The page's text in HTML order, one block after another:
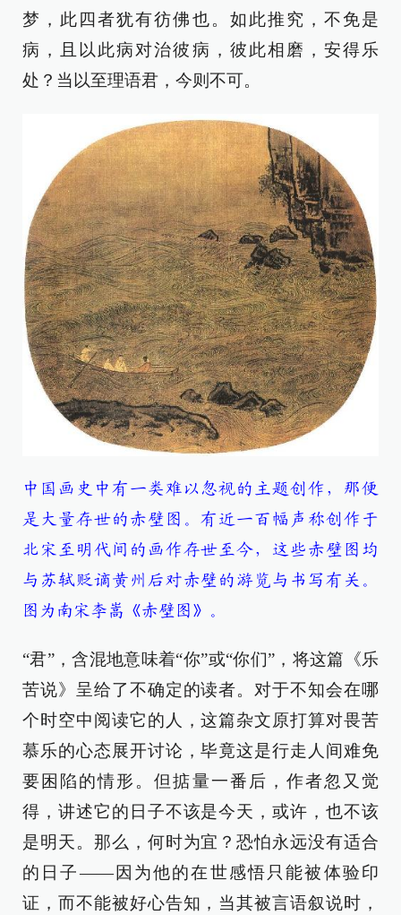
梦，此四者犹有彷佛也。如此推究，不免是
病，且以此病对治彼病，彼此相磨，安得乐
处？当以至理语君，今则不可。
中国画史中有一类难以忽视的主题创作，那便
是大量存世的赤壁图。有近一百幅声称创作于
北宋至明代间的画作存世至今，这些赤壁图均
与苏轼贬谪黄州后对赤壁的游览与书写有关。
图为南宋李嵩《赤壁图》。
“君”，含混地意味着“你”或“你们”，将这篇《乐
苦说》呈给了不确定的读者。对于不知会在哪
个时空中阅读它的人，这篇杂文原打算对畏苦
慕乐的心态展开讨论，毕竟这是行走人间难免
要困陷的情形。但掂量一番后，作者忽又觉
得，讲述它的日子不该是今天，或许，也不该
是明天。那么，何时为宜？恐怕永远没有适合
的日子——因为他的在世感悟只能被体验印
证，而不能被好心告知，当其被言语叙说时，